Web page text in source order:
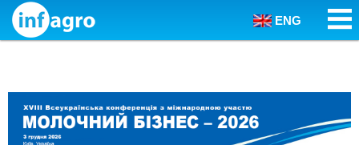
Skip to content
ENG